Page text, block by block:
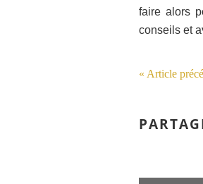
faire alors
conseils et
« Article